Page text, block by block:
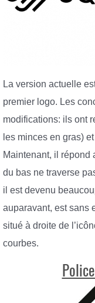
La version actuelle
premier logo. Les
modifications: ils ont
les minces en gras)
Maintenant, il répond
du bas ne traverse
il est devenu
auparavant, est sans
situé à droite de
courbes.